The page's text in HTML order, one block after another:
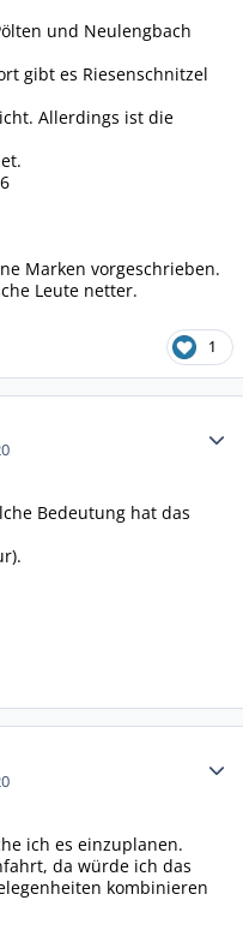
und Neulengbach
gibt es Riesenschnitzel
Allerdings ist die
Marken vorgeschrieben.
Leute netter.
1
Bedeutung hat das
ich es einzuplanen.
da würde ich das
kombinieren